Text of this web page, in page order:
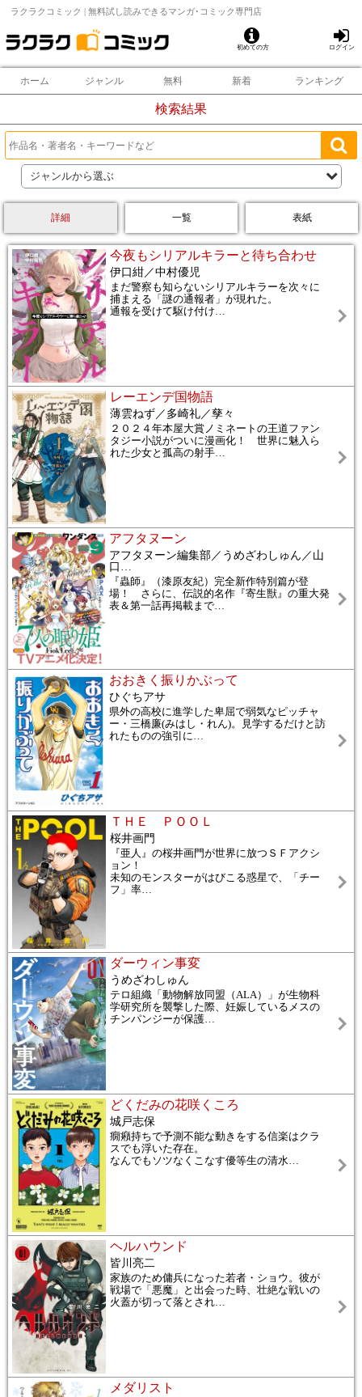
ラクラクコミック | 無料試し読みできるマンガ･コミック専門店
初めての方 ログイン
ホーム ジャンル 無料 新着 ランキング
検索結果
ジャンルから選ぶ
詳細 一覧 表紙
今夜もシリアルキラーと待ち合わせ
伊口紺／中村優児
まだ警察も知らないシリアルキラーを次々に
捕まえる「謎の通報者」が現れた。
通報を受けて駆け付け…
レーエンデ国物語
薄雲ねず／多崎礼／孳々
２０２４年本屋大賞ノミネートの王道ファン
タジー小説がついに漫画化！ 世界に魅入ら
れた少女と孤高の射手…
アフタヌーン
アフタヌーン編集部／うめざわしゅん／山
口…
『蟲師』（漆原友紀）完全新作特別篇が登
場！ さらに、伝説的名作『寄生獣』の重大発
表＆第一話再掲載まで…
おおきく振りかぶって
ひぐちアサ
県外の高校に進学した卑屈で弱気なピッチャ
ー・三橋廉(みはし・れん)。見学するだけと訪
れたものの強引に…
ＴＨＥ ＰＯＯＬ
桜井画門
『亜人』の桜井画門が世界に放つＳＦアクシ
ョン！
未知のモンスターがはびこる惑星で、「チー
フ」率…
ダーウィン事変
うめざわしゅん
テロ組織「動物解放同盟（ALA）」が生物科
学研究所を襲撃した際、妊娠しているメスの
チンパンジーが保護…
どくだみの花咲くころ
城戸志保
癇癪持ちで予測不能な動きをする信楽はクラ
スでも浮いた存在。
なんでもソツなくこなす優等生の清水…
ヘルハウンド
皆川亮二
家族のため傭兵になった若者・ショウ。彼が
戦場で「悪魔」と出会った時、壮絶な戦いの
火蓋が切って落とされ…
メダリスト